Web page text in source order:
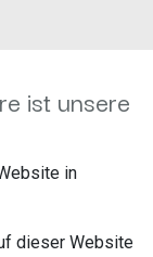
ist unsere
in
dieser Website